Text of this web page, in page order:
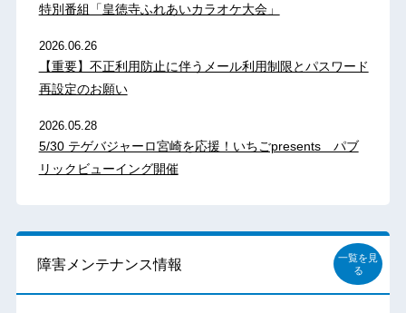
特別番組「皇徳寺ふれあいカラオケ大会」
2026.06.26
【重要】不正利用防止に伴うメール利用制限とパスワード
再設定のお願い
2026.05.28
5/30 テゲバジャーロ宮崎を応援！いちごpresents パブ
リックビューイング開催
障害メンテナンス情報
一覧を見
る